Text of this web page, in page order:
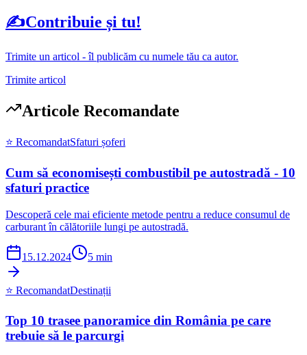
✍️Contribuie și tu!
Trimite un articol - îl publicăm cu numele tău ca autor.
Trimite articol
Articole Recomandate
⭐ RecomandatSfaturi șoferi
Cum să economisești combustibil pe autostradă - 10
sfaturi practice
Descoperă cele mai eficiente metode pentru a reduce consumul de
carburant în călătoriile lungi pe autostradă.
15.12.2024 5 min
⭐ RecomandatDestinații
Top 10 trasee panoramice din România pe care
trebuie să le parcurgi